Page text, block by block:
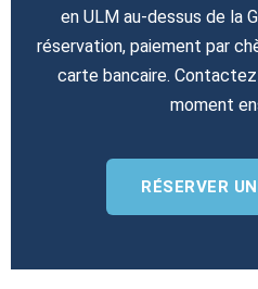
en ULM au-dessus de la
réservation, paiement par
carte bancaire.
moment
RÉSERVER